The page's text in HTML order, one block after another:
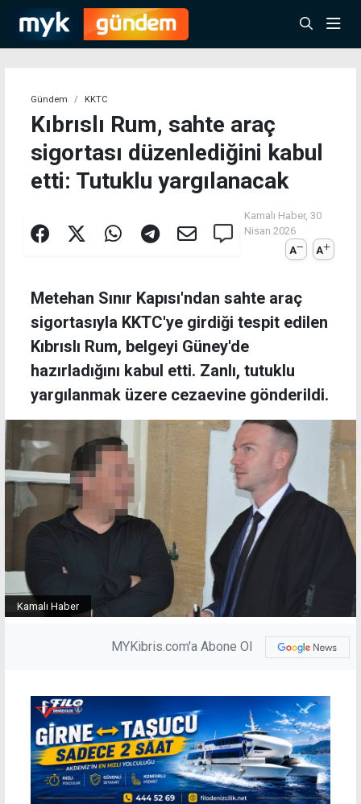
Gündem KKTC
Kıbrıslı Rum, sahte araç
sigortası düzenlediğini kabul
etti: Tutuklu yargılanacak
Kamalı Haber,30
Nisan 2026
A
A
Metehan Sınır Kapısı'ndan sahte araç
sigortasıyla KKTC'ye girdiği tespit edilen
Kıbrıslı Rum, belgeyi Güney'de
hazırladığını kabul etti. Zanlı, tutuklu
yargılanmak üzere cezaevine gönderildi.
Kamalı Haber
MYKibris.com'a Abone Ol